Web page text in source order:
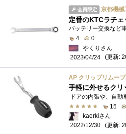
会員限定 京都機械工具
定番のKTCラチェ
4
0
やくりさん
2023/04/24
(更新:
AP クリップリムー
手軽に外せるクリ
15
kaerkiさん
2022/12/30
(更新: